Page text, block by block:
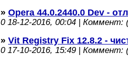
» Opera 44.0.2440.0 Dev -
018-12-2016, 00:04 | Коммент:
» Vit Registry Fix 12.8.2 -
017-10-2016, 15:49 | Коммент: